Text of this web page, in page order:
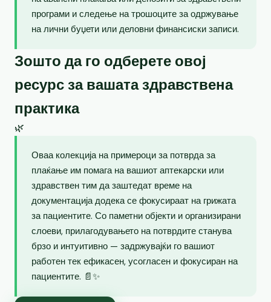
програми и следење на трошоците за одржување
на лични буџети или деловни финансиски записи.
Зошто да го одберете овој
ресурс за вашата здравствена
практика
🌿
Оваа колекција на примероци за потврда за
плаќање им помага на вашиот аптекарски или
здравствен тим да заштедат време на
документација додека се фокусираат на грижата
за пациентите. Со паметни објекти и организирани
слоеви, прилагодувањето на потврдите станува
брзо и интуитивно — задржувајќи го вашиот
работен тек ефикасен, усогласен и фокусиран на
пациентите. 📄✨